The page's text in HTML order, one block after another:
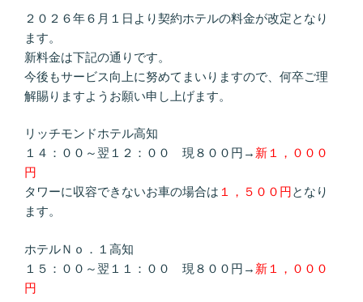
２０２６年６月１日より契約ホテルの料金が改定となり
ます。
新料金は下記の通りです。
今後もサービス向上に努めてまいりますので、何卒ご理
解賜りますようお願い申し上げます。
リッチモンドホテル高知
１４：００～翌１２：００ 現８００円→ 新１，０００
円
タワーに収容できないお車の場合は １，５００円となり
ます。
ホテルＮｏ．１高知
１５：００～翌１１：００ 現８００円→ 新１，０００
円